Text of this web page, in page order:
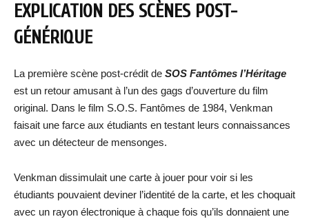
EXPLICATION DES SCÈNES POST-
GÉNÉRIQUE
La première scène post-crédit de SOS Fantômes l’Héritage
est un retour amusant à l’un des gags d’ouverture du film
original. Dans le film S.O.S. Fantômes de 1984, Venkman
faisait une farce aux étudiants en testant leurs connaissances
avec un détecteur de mensonges.
Venkman dissimulait une carte à jouer pour voir si les
étudiants pouvaient deviner l’identité de la carte, et les choquait
avec un rayon électronique à chaque fois qu’ils donnaient une